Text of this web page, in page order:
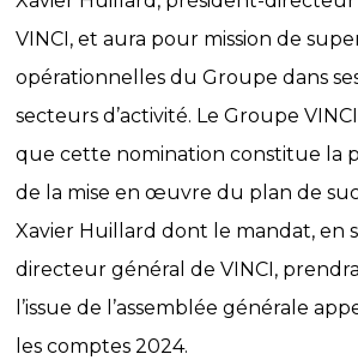
VINCI, et aura pour mission de
opérationnelles du Groupe dans
secteurs d’activité. Le Groupe
que cette nomination constitue la
de la mise en œuvre du plan de
Xavier Huillard dont le mandat, en
directeur général de VINCI,
l’issue de l’assemblée générale
les comptes 2024.